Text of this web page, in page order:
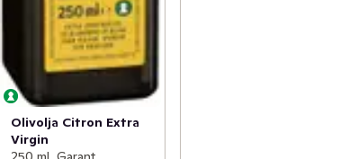
Olivolja Citron Extra
Virgin